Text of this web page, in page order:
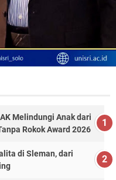
Melindungi Anak dari
Rokok Award 2026
di Sleman, dari